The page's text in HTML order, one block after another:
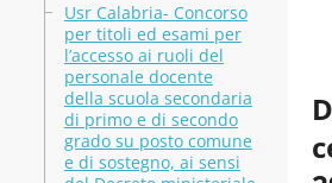
Usr Calabria- Concorso
per titoli ed esami per
l’accesso ai ruoli del
personale docente
della scuola secondaria
di primo e di secondo
grado su posto comune
e di sostegno, ai sensi